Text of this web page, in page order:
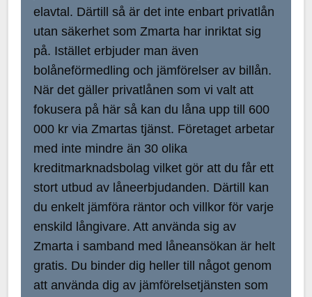
elavtal. Därtill så är det inte enbart privatlån
utan säkerhet som Zmarta har inriktat sig
på. Istället erbjuder man även
bolåneförmedling och jämförelser av billån.
När det gäller privatlånen som vi valt att
fokusera på här så kan du låna upp till 600
000 kr via Zmartas tjänst. Företaget arbetar
med inte mindre än 30 olika
kreditmarknadsbolag vilket gör att du får ett
stort utbud av låneerbjudanden. Därtill kan
du enkelt jämföra räntor och villkor för varje
enskild långivare. Att använda sig av
Zmarta i samband med låneansökan är helt
gratis. Du binder dig heller till något genom
att använda dig av jämförelsetjänsten som